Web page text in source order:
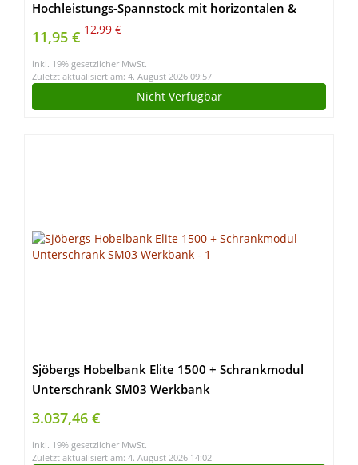
Hochleistungs-Spannstock mit horizontalen &
vertikalen V-Nuten | Ideales Schraubstock für
Rundmaterial & kleine Werkstücke – 3412099
11,95 € 12,99 €
inkl. 19% gesetzlicher MwSt.
Zuletzt aktualisiert am: 4. August 2026 09:57
Nicht Verfügbar
Sjöbergs Hobelbank Elite 1500 + Schrankmodul
Unterschrank SM03 Werkbank
3.037,46 €
inkl. 19% gesetzlicher MwSt.
Zuletzt aktualisiert am: 4. August 2026 14:02